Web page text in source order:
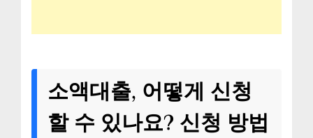
소액대출, 어떻게 신청
할 수 있나요? 신청 방법